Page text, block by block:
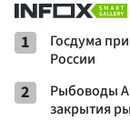
1
Госдума
России
2
Рыбоводы
закрытия